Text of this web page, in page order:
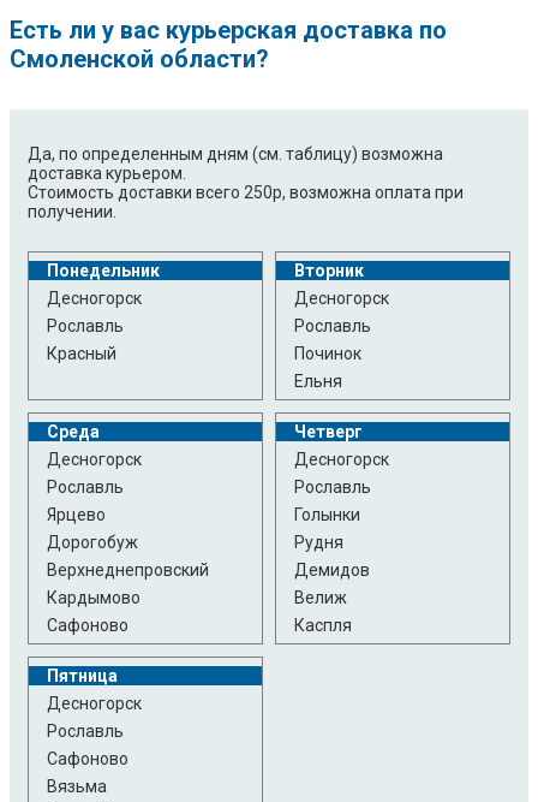
Есть ли у вас курьерская доставка по
Смоленской области?
Да, по определенным дням (см. таблицу) возможна
доставка курьером.
Стоимость доставки всего 250р, возможна оплата при
получении.
Понедельник
Десногорск
Рославль
Красный
Вторник
Десногорск
Рославль
Починок
Ельня
Среда
Десногорск
Рославль
Ярцево
Дорогобуж
Верхнеднепровский
Кардымово
Сафоново
Четверг
Десногорск
Рославль
Голынки
Рудня
Демидов
Велиж
Каспля
Пятница
Десногорск
Рославль
Сафоново
Вязьма